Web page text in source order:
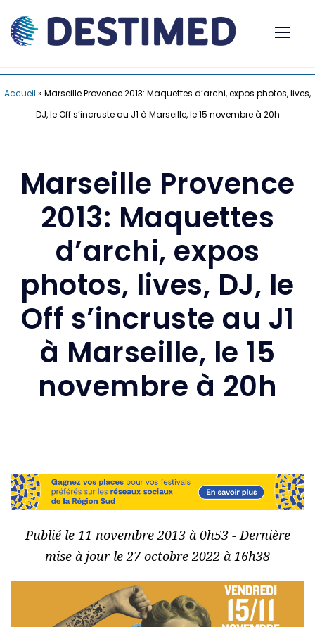
Accueil » Marseille Provence 2013: Maquettes d’archi, expos photos, lives,
DJ, le Off s’incruste au J1 à Marseille, le 15 novembre à 20h
Marseille Provence
2013: Maquettes
d’archi, expos
photos, lives, DJ, le
Off s’incruste au J1
à Marseille, le 15
novembre à 20h
Publié le 11 novembre 2013 à 0h53 - Dernière
mise à jour le 27 octobre 2022 à 16h38